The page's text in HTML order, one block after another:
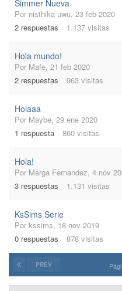
Simmer Nueva
Por nisthika uwu, 23 feb 2020
2 respuestas 1.137 visitas
Hola mundo!
Por Mafe, 21 feb 2020
2 respuestas 963 visitas
Holaaa
Por Maybe, 29 ene 2020
1 respuesta 860 visitas
Hola!
Por Marga Fernandez, 4 nov
3 respuestas 1.131 visitas
KsSims Serie
Por kssims, 18 nov 2019
0 respuestas 878 visitas
PREV